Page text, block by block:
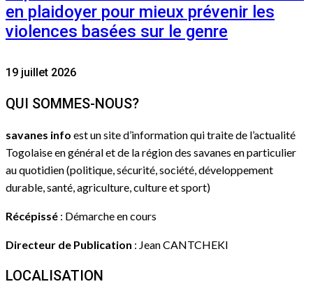
en plaidoyer pour mieux prévenir les
violences basées sur le genre
19 juillet 2026
QUI SOMMES-NOUS?
savanes info est un site d’information qui traite de l’actualité
Togolaise en général et de la région des savanes en particulier
au quotidien (politique, sécurité, société, développement
durable, santé, agriculture, culture et sport)
Récépissé : Démarche en cours
Directeur de Publication : Jean CANTCHEKI
LOCALISATION